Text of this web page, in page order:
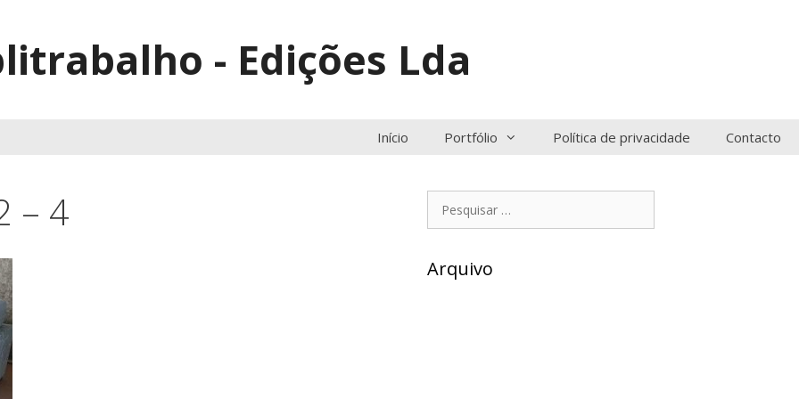
- Edições Lda
Início Portfólio Política de privacidade Contacto
– 4
por:
Arquivo